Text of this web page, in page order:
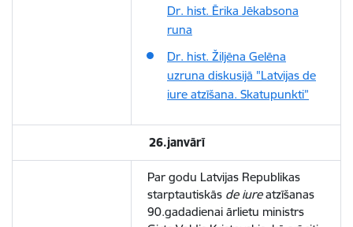
Dr. hist. Ērika Jēkabsona
runa
Dr. hist. Žiljēna Gelēna
uzruna diskusijā "Latvijas de
iure atzīšana. Skatupunkti”
26.janvārī
Par godu Latvijas Republikas
starptautiskās de iureatzīšanas
90.gadadienai ārlietu ministrs